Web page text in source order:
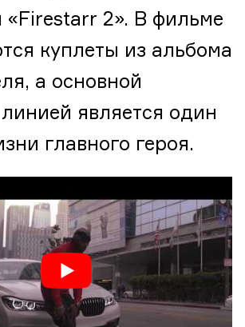
«Firestarr 2». В фильме
куплеты из альбома
а основной
является один
главного героя.